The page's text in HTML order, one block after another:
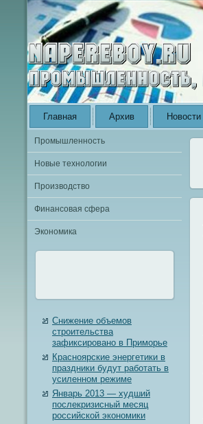
Главная Архив Новости
Промышленность
Новые технологии
Производство
Финансовая сфера
Экономика
Снижение объемов
строительства
зафиксировано в Приморье
Красноярские энергетики в
праздники будут работать в
усиленном режиме
Январь 2013 — худший
послекризисный месяц
российской экономики